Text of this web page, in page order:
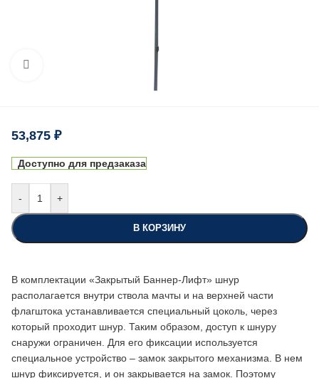
Нажмите, чтобы увеличить
53,875 ₽
Доступно для предзаказа
- +
В КОРЗИНУ
В комплектации «Закрытый Баннер-Лифт» шнур
располагается внутри ствола мачты и на верхней части
флагштока устанавливается специальный цоколь, через
который проходит шнур. Таким образом, доступ к шнуру
снаружи ограничен. Для его фиксации используется
специальное устройство – замок закрытого механизма. В нем
шнур фиксируется, и он закрывается на замок. Поэтому